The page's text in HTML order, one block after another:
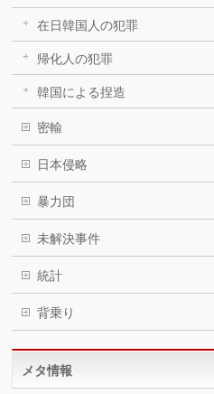
在日韓国人の犯罪
帰化人の犯罪
韓国による捏造
密輸
日本侵略
暴力団
未解決事件
統計
背乗り
メタ情報